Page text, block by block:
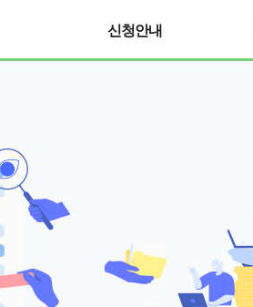
신청안내